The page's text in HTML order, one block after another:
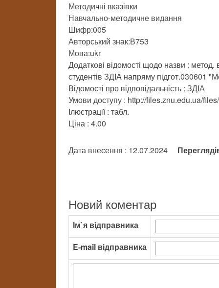
Методичні вказівки
Навчально-методичне видання
Шифр:005
Авторський знак:В753
Мова:ukr
Додаткові відомості щодо назви :
студентів ЗДІА напряму підгот.030601
Відомості про відповідальність : ЗДІА
Умови доступу : http://files.znu.edu.ua/
Ілюстрації : табл.
Ціна : 4.00
Дата внесення : 12.07.2024
Новий коментар
Ім`я відправника
E-mail відправника